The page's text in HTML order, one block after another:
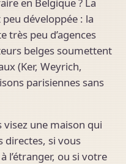
développée : la
très peu d’agences
belges soumettent
(Ker, Weyrich,
parisiennes sans
une maison qui
directes, si vous
l’étranger, ou si votre